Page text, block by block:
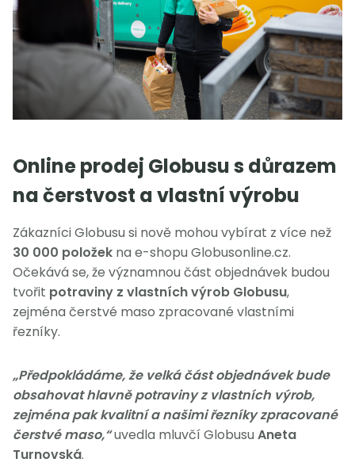
Online prodej Globusu s důrazem
na čerstvost a vlastní výrobu
Zákazníci Globusu si nově mohou vybírat z více než
30 000 položek na e-shopu Globusonline.cz.
Očekává se, že významnou část objednávek budou
tvořit potraviny z vlastních výrob Globusu,
zejména čerstvé maso zpracované vlastními
řezníky.
„Předpokládáme, že velká část objednávek bude
obsahovat hlavně potraviny z vlastních výrob,
zejména pak kvalitní a našimi řezníky zpracované
čerstvé maso,“uvedla mluvčí Globusu Aneta
Turnovská.